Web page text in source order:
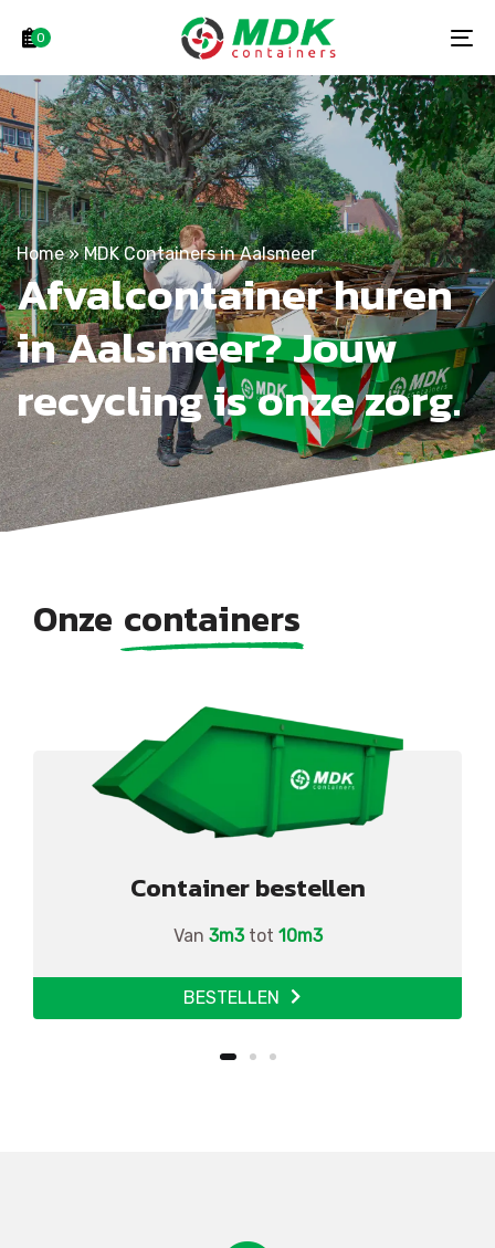
links
navigation
Skip
to
content
0
Home»MDK Containers in Aalsmeer
Afvalcontainer huren
in Aalsmeer? Jouw
recycling is onze zorg.
Onze containers
Container bestellen
Van 3m3 tot 10m3
BESTELLEN